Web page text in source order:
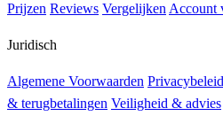
Prijzen Reviews Vergelijken Account
Juridisch
Algemene Voorwaarden Privacybeleid
& terugbetalingen Veiligheid & advies